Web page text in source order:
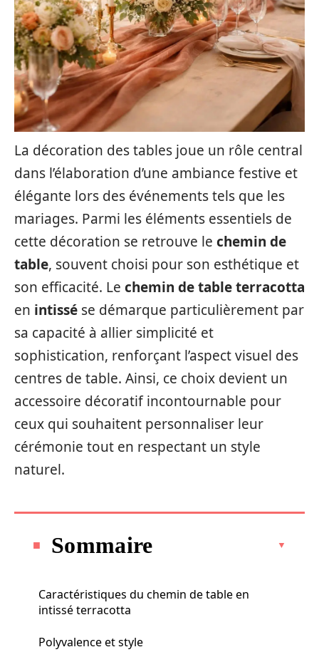
La décoration des tables joue un rôle central
dans l’élaboration d’une ambiance festive et
élégante lors des événements tels que les
mariages. Parmi les éléments essentiels de
cette décoration se retrouve le chemin de
table, souvent choisi pour son esthétique et
son efficacité. Le chemin de table terracotta
en intissé se démarque particulièrement par
sa capacité à allier simplicité et
sophistication, renforçant l’aspect visuel des
centres de table. Ainsi, ce choix devient un
accessoire décoratif incontournable pour
ceux qui souhaitent personnaliser leur
cérémonie tout en respectant un style
naturel.
Sommaire
Caractéristiques du chemin de table en
intissé terracotta
Polyvalence et style